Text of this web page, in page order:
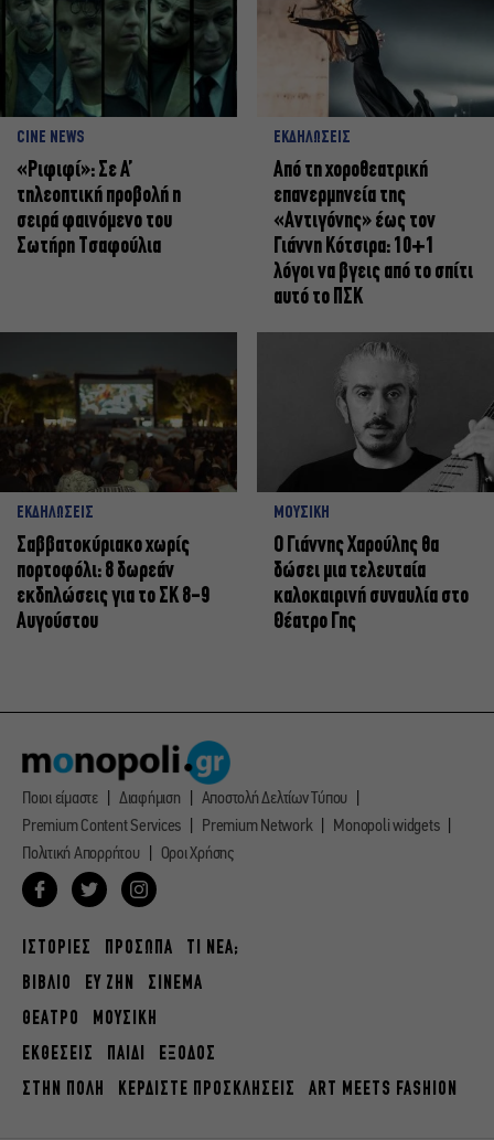
CINE NEWS
«Ριφιφί»: Σε Α’
τηλεοπτική προβολή η
σειρά φαινόμενο του
Σωτήρη Τσαφούλια
ΕΚΔΗΛΩΣΕΙΣ
Από τη χοροθεατρική
επανερμηνεία της
«Αντιγόνης» έως τον
Γιάννη Κότσιρα: 10+1
λόγοι να βγεις από το σπίτι
αυτό το ΠΣΚ
ΕΚΔΗΛΩΣΕΙΣ
Σαββατοκύριακο χωρίς
πορτοφόλι: 8 δωρεάν
εκδηλώσεις για το ΣΚ 8-9
Αυγούστου
ΜΟΥΣΙΚΗ
Ο Γιάννης Χαρούλης θα
δώσει μια τελευταία
καλοκαιρινή συναυλία στο
Θέατρο Γης
Ποιοι είμαστε Διαφήμιση
Αποστολή Δελτίων Τύπου
Premium Content Services
Premium Network
Monopoli widgets
Πολιτική Απορρήτου
Οροι Χρήσης
ΙΣΤΟΡΙΕΣ ΠΡΟΣΩΠΑ
ΤΙ ΝΕΑ;
ΒΙΒΛΙΟ
ΕΥ ΖΗΝ
ΣΙΝΕΜΑ
ΘΕΑΤΡΟ
ΜΟΥΣΙΚΗ
ΕΚΘΕΣΕΙΣ
ΠΑΙΔΙ
ΕΞΟΔΟΣ
ΣΤΗΝ ΠΟΛΗ
ΚΕΡΔΙΣΤΕ ΠΡΟΣΚΛΗΣΕΙΣ ART MEETS FASHION